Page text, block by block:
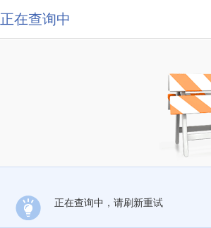
正在查询中
正在查询中，请刷新重试